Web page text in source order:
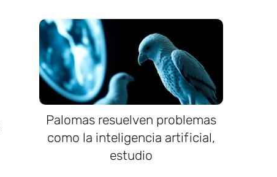
Palomas resuelven problemas
como la inteligencia artificial,
estudio